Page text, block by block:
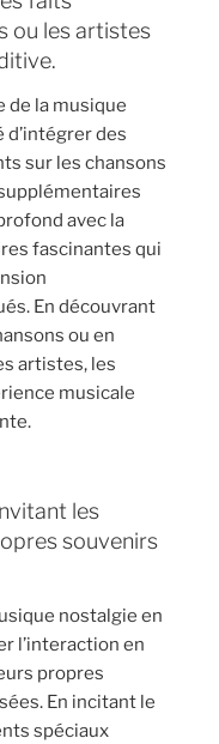
ou les artistes
de la musique
des
sur les chansons
avec la
fascinantes qui
En découvrant
ou en
artistes, les
musicale
les
souvenirs
nostalgie en
l’interaction en
propres
En incitant le
spéciaux